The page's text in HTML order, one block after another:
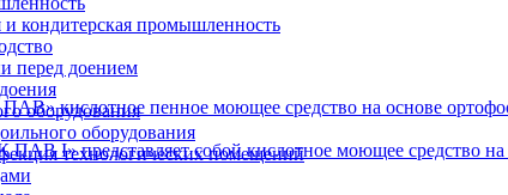
и кондитерская промышленность
перед доением
оборудования
оборудования
технологических помещений
кислотное пенное моющее средство на основе
I» представляет собой кислотное моющее средство